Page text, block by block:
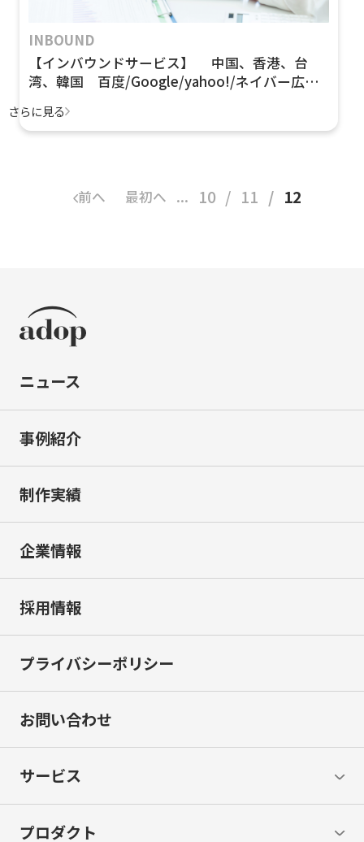
INBOUND
【インバウンドサービス】 中国、香港、台
湾、韓国 百度/Google/yahoo!/ネイバー広告
ェクトを活かしたサービスを本格リリース
さらに見る
最初へ
前へ ... 10 11 12
ニュース
事例紹介
制作実績
企業情報
採用情報
プライバシーポリシー
お問い合わせ
サービス
プロダクト